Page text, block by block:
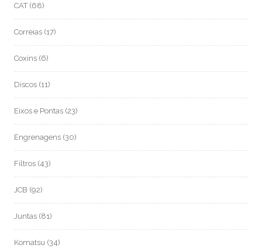
CAT (68)
Correias (17)
Coxins (6)
Discos (11)
Eixos e Pontas (23)
Engrenagens (30)
Filtros (43)
JCB (92)
Juntas (81)
Komatsu (34)